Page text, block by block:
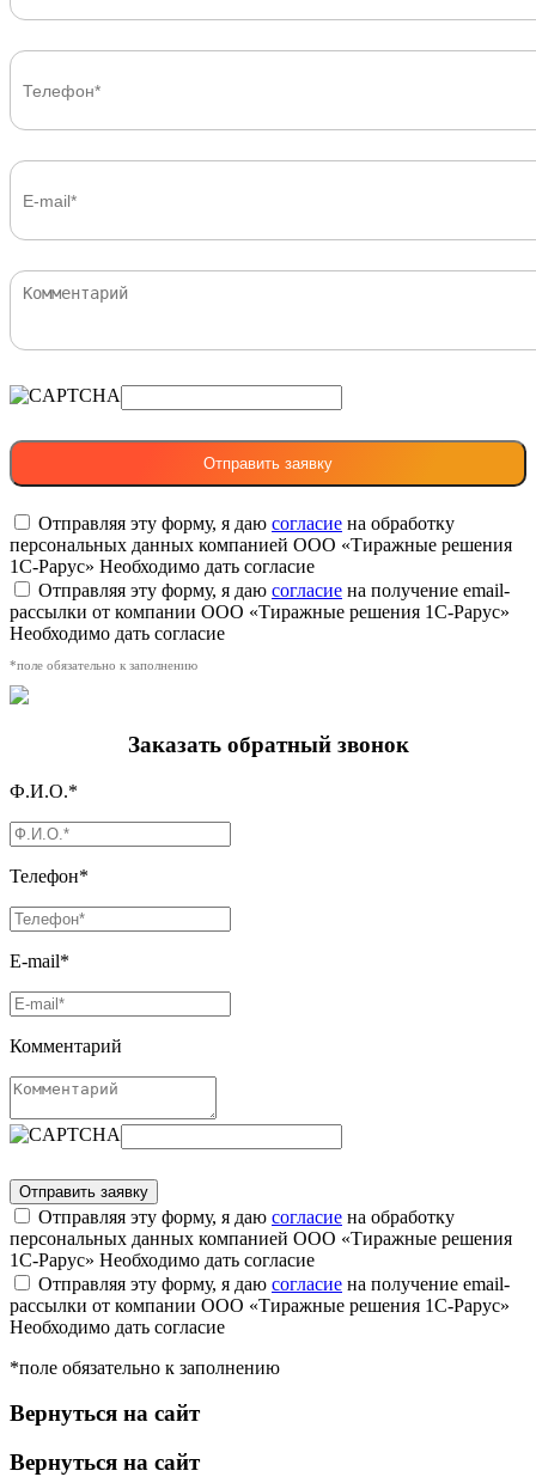
Отправляя эту форму, я даю согласие на обработку
персональных данных компанией ООО «Тиражные решения
1С-Рарус» Необходимо дать согласие
Отправляя эту форму, я даю согласие на получение email-
рассылки от компании ООО «Тиражные решения 1С-Рарус»
Необходимо дать согласие
*поле обязательно к заполнению
Заказать обратный звонок
Ф.И.О.*
Телефон*
E-mail*
Комментарий
Отправляя эту форму, я даю согласие на обработку
персональных данных компанией ООО «Тиражные решения
1С-Рарус» Необходимо дать согласие
Отправляя эту форму, я даю согласие на получение email-
рассылки от компании ООО «Тиражные решения 1С-Рарус»
Необходимо дать согласие
*поле обязательно к заполнению
Вернуться на сайт
Вернуться на сайт